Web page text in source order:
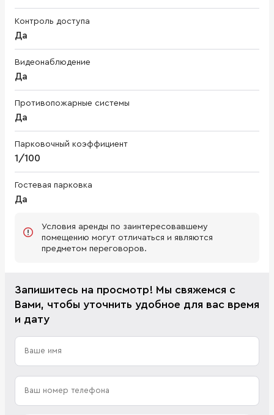
Контроль доступа
Да
Видеонаблюдение
Да
Противопожарные системы
Да
Парковочный коэффициент
1/100
Гостевая парковка
Да
Условия аренды по заинтересовавшему
помещению могут отличаться и являются
предметом переговоров.
Запишитесь на просмотр! Мы свяжемся с
Вами, чтобы уточнить удобное для вас время
и дату